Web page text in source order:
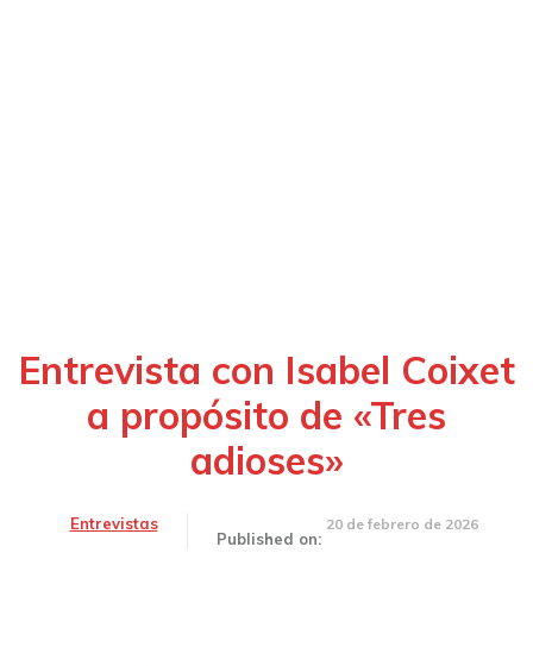
Entrevista con Isabel Coixet
a propósito de «Tres
adioses»
Entrevistas
Published on:
20 de febrero de 2026